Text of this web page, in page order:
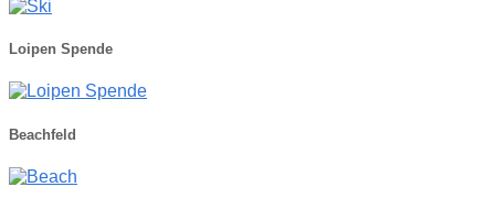
Loipen Spende
Beachfeld